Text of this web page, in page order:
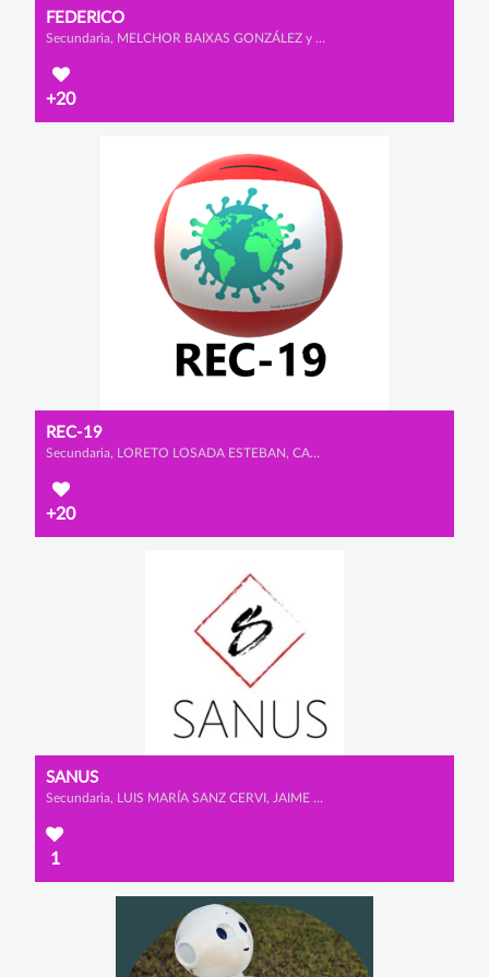
FEDERICO
Secundaria, MELCHOR BAIXAS GONZÁLEZ y ALEJANDRO SANZ CABRERIZO
+20
REC-19
Secundaria, LORETO LOSADA ESTEBAN, CANDELA RODRÍGUEZ ESTEBAN y LUCÍA VELÁZQUEZ BAENA
+20
SANUS
Secundaria, LUIS MARÍA SANZ CERVI, JAIME MATUTE PORRAS y ARNAU MATEO JARA
1